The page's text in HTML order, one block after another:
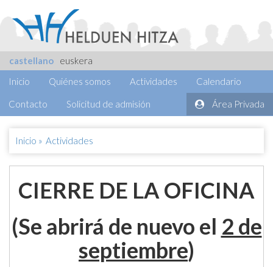
castellano
euskera
Inicio
Quiénes somos Actividades Calendario
Contacto Solicitud de admisión Área Privada
Inicio » Actividades
CIERRE DE LA OFICINA
(Se abrirá de nuevo el 2 de
septiembre)